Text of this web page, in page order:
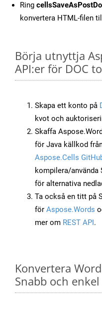
Ring
konvertera HTML-filen till
Börja utnyttja
API:er för DOC
Skapa ett konto på
kvot och
Skaffa
för Java källkod
Aspose.Cells
kompilera/använda
för alternativa
Ta också en titt på
för Aspose.Words
mer om REST API.
Konvertera
Snabb och